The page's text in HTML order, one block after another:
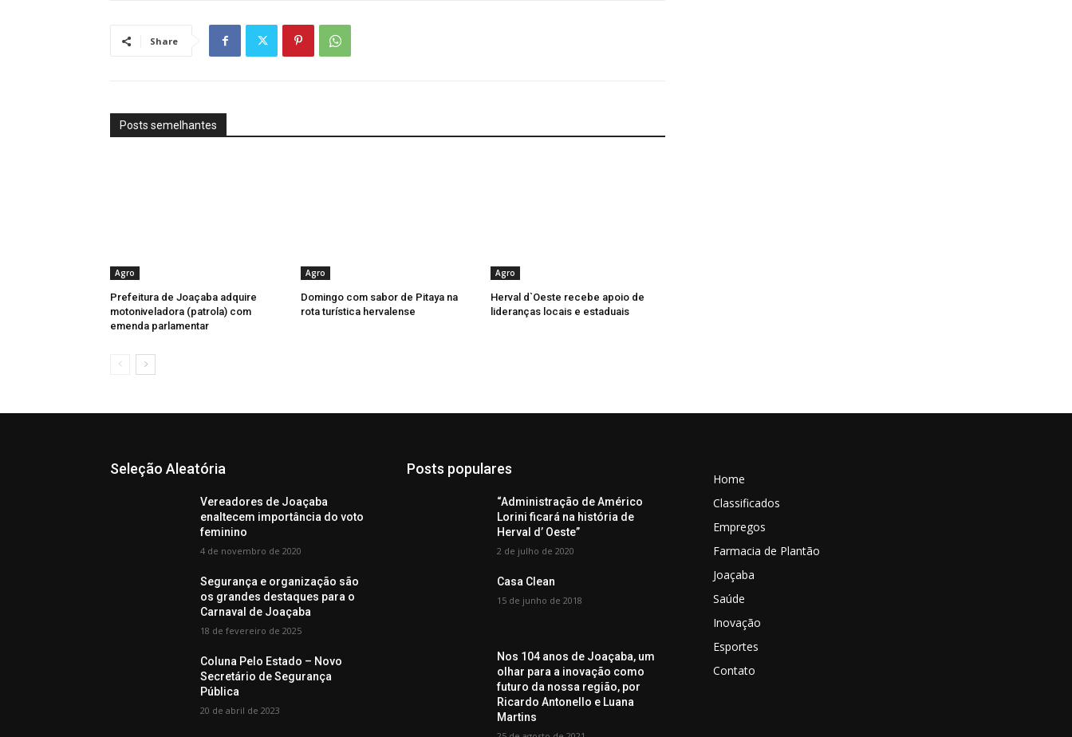
Share
Posts semelhantes
Agro
Prefeitura de Joaçaba adquire
motoniveladora (patrola) com
emenda parlamentar
Agro
Domingo com sabor de Pitaya na
rota turística hervalense
Agro
Herval d`Oeste recebe apoio de
lideranças locais e estaduais
Seleção Aleatória
Vereadores de Joaçaba
enaltecem importância do voto
feminino
4 de novembro de 2020
Segurança e organização são
os grandes destaques para o
Carnaval de Joaçaba
18 de fevereiro de 2025
Coluna Pelo Estado – Novo
Secretário de Segurança
Pública
20 de abril de 2023
Posts populares
“Administração de Américo
Lorini ficará na história de
Herval d’ Oeste”
2 de julho de 2020
Casa Clean
15 de junho de 2018
Nos 104 anos de Joaçaba, um
olhar para a inovação como
futuro da nossa região, por
Ricardo Antonello e Luana
Martins
Home
Classificados
Empregos
Farmacia de Plantão
Joaçaba
Saúde
Inovação
Esportes
Contato